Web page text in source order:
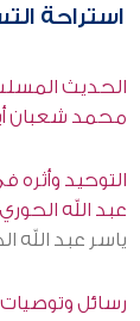
استراحة
الحديث
محمد شعبان
التوحيد وأثره
عبد الله الحوري
ياسر عبد الله
رسائل